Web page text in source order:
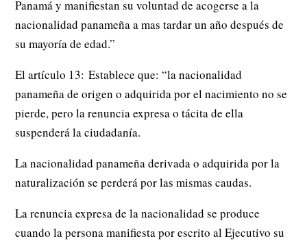
Panamá y manifiestan su voluntad de acogerse a la
nacionalidad panameña a mas tardar un año después de
su mayoría de edad.”
El artículo 13: Establece que: “la nacionalidad
panameña de origen o adquirida por el nacimiento no se
pierde, pero la renuncia expresa o tácita de ella
suspenderá la ciudadanía.
La nacionalidad panameña derivada o adquirida por la
naturalización se perderá por las mismas caudas.
La renuncia expresa de la nacionalidad se produce
cuando la persona manifiesta por escrito al Ejecutivo su